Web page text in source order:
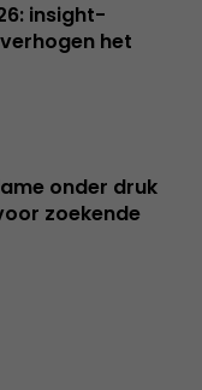
insight-
het
onder druk
zoekende